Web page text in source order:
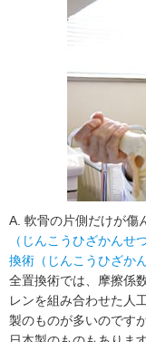
A. 軟骨の片側だけが傷
（じんこうひざかんせ
換術（じんこうひざか
全置換術では、摩擦係
レンを組み合わせた人
製のものが多いのです